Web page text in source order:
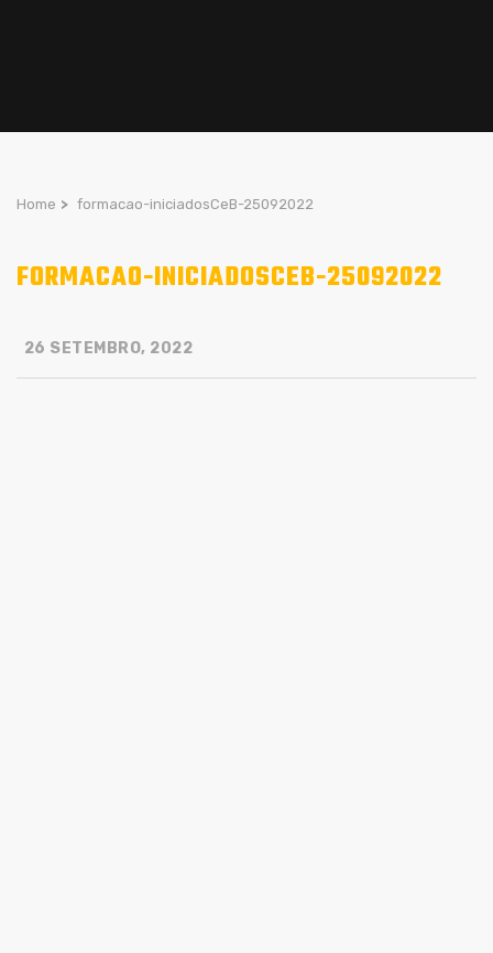
Home > formacao-iniciadosCeB-25092022
FORMACAO-INICIADOSCEB-25092022
26 SETEMBRO, 2022